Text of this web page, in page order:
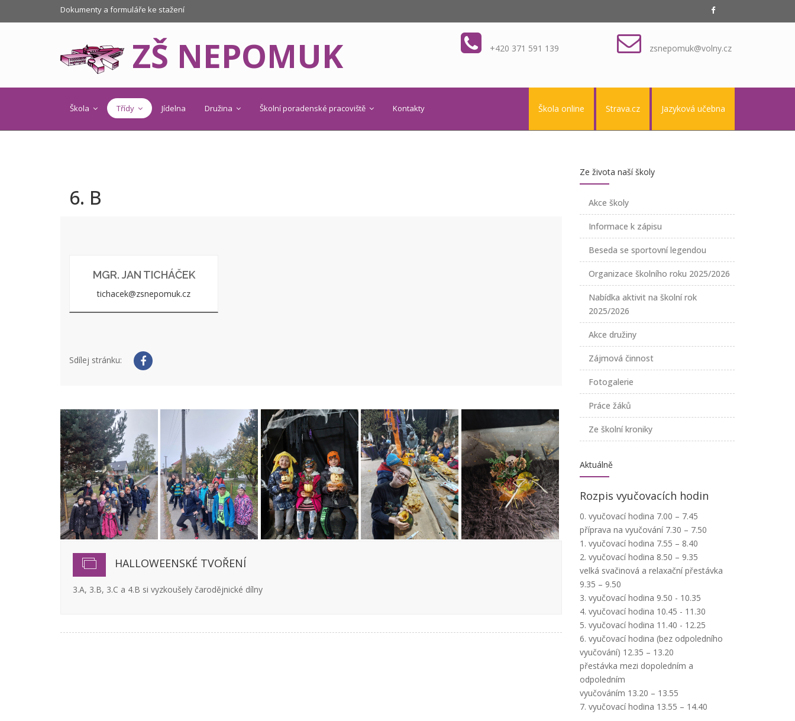
Dokumenty a formuláře ke stažení
ZŠ NEPOMUK +420 371 591 139 zsnepomuk@volny.cz
Škola Třídy Jídelna Družina Školní poradenské pracoviště Kontakty Škola online Strava.cz Jazyková učebna
6. B
MGR. JAN TICHÁČEK
tichacek@zsnepomuk.cz
Sdílej stránku:
HALLOWEENSKÉ TVOŘENÍ
3.A, 3.B, 3.C a 4.B si vyzkoušely čarodějnické dílny
Ze života naší školy
Akce školy
Informace k zápisu
Beseda se sportovní legendou
Organizace školního roku 2025/2026
Nabídka aktivit na školní rok
2025/2026
Akce družiny
Zájmová činnost
Fotogalerie
Práce žáků
Ze školní kroniky
Aktuálně
Rozpis vyučovacích hodin
0. vyučovací hodina 7.00 – 7.45
příprava na vyučování 7.30 – 7.50
1. vyučovací hodina 7.55 – 8.40
2. vyučovací hodina 8.50 – 9.35
velká svačinová a relaxační přestávka
9.35 – 9.50
3. vyučovací hodina 9.50 - 10.35
4. vyučovací hodina 10.45 - 11.30
5. vyučovací hodina 11.40 - 12.25
6. vyučovací hodina (bez odpoledního
vyučování) 12.35 – 13.20
přestávka mezi dopoledním a
odpoledním
vyučováním 13.20 – 13.55
7. vyučovací hodina 13.55 – 14.40